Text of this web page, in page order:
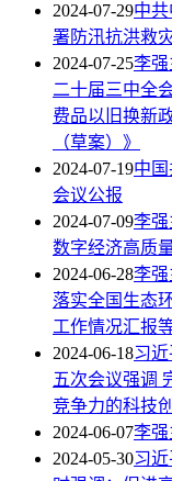
2024-07-29中
署防汛抗洪救
2024-07-25李
二十届三中全
费品以旧换新
（草案）》
2024-07-19中
会议公报
2024-07-09李
数字经济高质
2024-06-28李
落实全国生态
工作情况汇报
2024-06-18习
五次会议强调
竞争力的科技
2024-06-07李
2024-05-30习